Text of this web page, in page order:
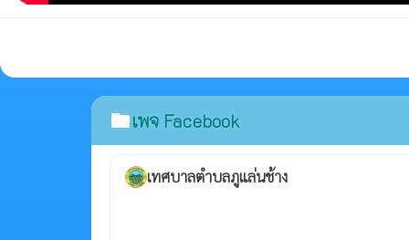
folderเพจ Facebook
เทศบาลตำบลภูแล่นช้าง